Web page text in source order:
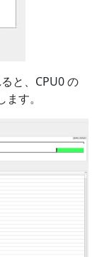
と、CPU0 の
す。